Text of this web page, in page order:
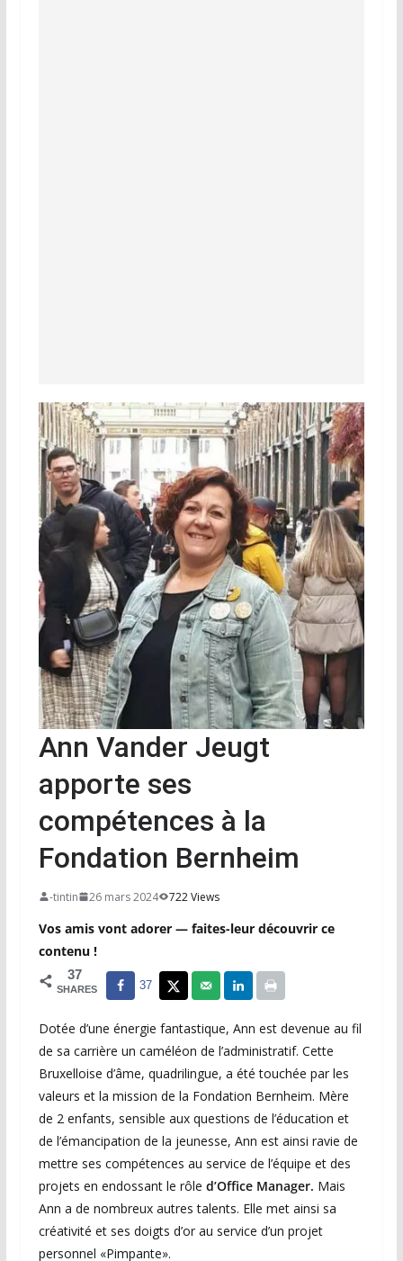
Ann Vander Jeugt
apporte ses
compétences à la
Fondation Bernheim
-tintin 26 mars 2024 722 Views
Vos amis vont adorer — faites-leur découvrir ce
contenu !
37
SHARES 37
Dotée d’une énergie fantastique, Ann est devenue au fil
de sa carrière un caméléon de l’administratif. Cette
Bruxelloise d’âme, quadrilingue, a été touchée par les
valeurs et la mission de la Fondation Bernheim. Mère
de 2 enfants, sensible aux questions de l’éducation et
de l’émancipation de la jeunesse, Ann est ainsi ravie de
mettre ses compétences au service de l’équipe et des
projets en endossant le rôle d’Office Manager. Mais
Ann a de nombreux autres talents. Elle met ainsi sa
créativité et ses doigts d’or au service d’un projet
personnel «Pimpante».